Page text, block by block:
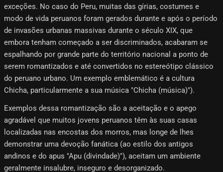
exceções. No caso do Peru, muitas das gírias, costumes e
modo de vida peruanos foram gerados durante e após o período
de invasões urbanas massivas durante o século XIX, que
embora tenham começado a ser discriminados, acabaram se
espalhando por grande parte do território nacional a ponto de
serem romantizados e até convertidos no estereótipo clássico
do peruano urbano. Um exemplo emblemático é a cultura
Chicha, particularmente a sua música "Chicha (música)").
Exemplos dessa romantização são a aceitação e o apego
agradável que muitos jovens peruanos têm às suas casas
localizadas nas encostas dos morros, mas longe de lhes
demonstrar uma devoção fanática (ao estilo dos antigos
andinos e do apus "Apu (divindade)"), aceitam um ambiente
geralmente insalubre, inseguro e desorganizado.